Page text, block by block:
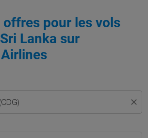
pour les vols
Lanka sur
close